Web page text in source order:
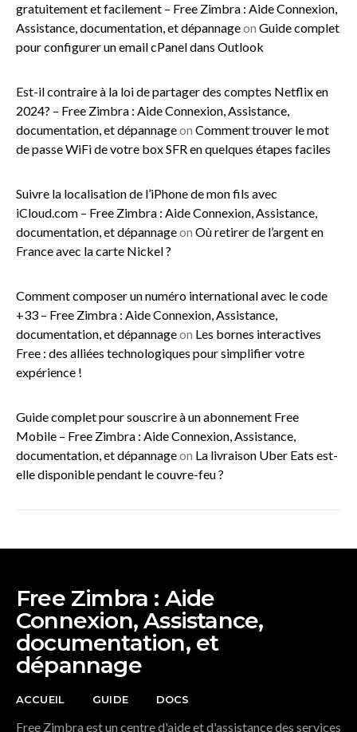
gratuitement et facilement – Free Zimbra : Aide Connexion,
Assistance, documentation, et dépannageon Guide complet
pour configurer un email cPanel dans Outlook
Est-il contraire à la loi de partager des comptes Netflix en
2024? – Free Zimbra : Aide Connexion, Assistance,
documentation, et dépannageon Comment trouver le mot
de passe WiFi de votre box SFR en quelques étapes faciles
Suivre la localisation de l’iPhone de mon fils avec
iCloud.com – Free Zimbra : Aide Connexion, Assistance,
documentation, et dépannageon Où retirer de l’argent en
France avec la carte Nickel ?
Comment composer un numéro international avec le code
+33 – Free Zimbra : Aide Connexion, Assistance,
documentation, et dépannageon Les bornes interactives
Free : des alliées technologiques pour simplifier votre
expérience !
Guide complet pour souscrire à un abonnement Free
Mobile – Free Zimbra : Aide Connexion, Assistance,
documentation, et dépannageon La livraison Uber Eats est-
elle disponible pendant le couvre-feu ?
Free Zimbra : Aide
Connexion, Assistance,
documentation, et
dépannage
ACCUEIL GUIDE DOCS
Free Zimbra est un centre d'aide et d'assistance des services